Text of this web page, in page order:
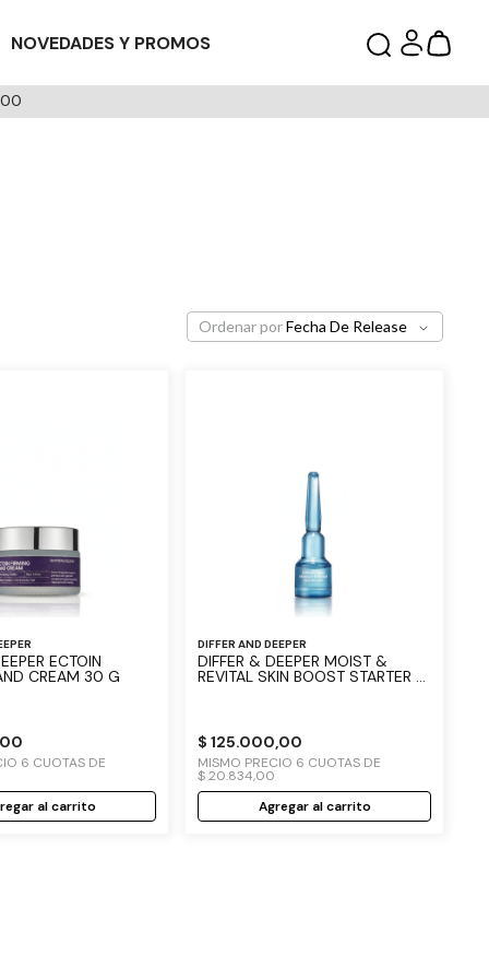
NOVEDADES Y PROMOS
Ordenar porFecha De Release
ECTOIN
CREAM 30 G
6 CUOTAS DE
al carrito
DIFFER AND DEEPER
DIFFER & DEEPER MOIST &
REVITAL SKIN BOOST STARTER 5
$ 125.000,00
MISMO PRECIO 6 CUOTAS DE
$ 20.834,00
Agregar al carrito